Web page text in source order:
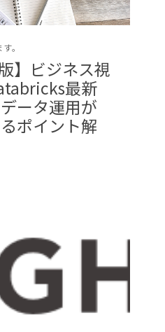
。
】ビジネス視
最新
ータ運用が
ポイント解